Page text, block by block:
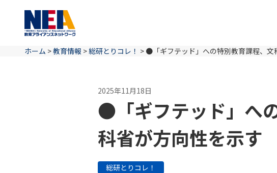
ホーム >教育情報 >総研とりコレ！ > ●「ギフテッド」への特別教育課程、文
2025年11月18日
●「ギフテッド」へ
科省が方向性を示す
総研とりコレ！